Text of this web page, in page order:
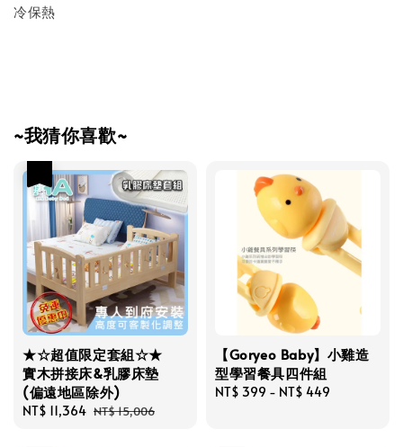
冷保熱
~我猜你喜歡~
★☆超值限定套組☆★
實木拼接床&乳膠床墊
(偏遠地區除外)
Sale
NT$ 11,364 Regular
NT$ 15,006
【Goryeo Baby】小雞造
型學習餐具四件組
Regular
NT$ 399 - NT$ 449